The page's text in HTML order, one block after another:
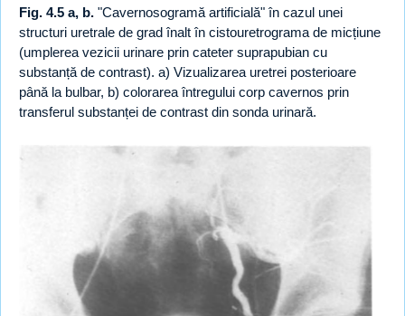
Fig. 4.5 a, b. "Cavernosogramă artificială" în cazul unei
structuri uretrale de grad înalt în cistouretrograma de micțiune
(umplerea vezicii urinare prin cateter suprapubian cu
substanță de contrast). a) Vizualizarea uretrei posterioare
până la bulbar, b) colorarea întregului corp cavernos prin
transferul substanței de contrast din sonda urinară.